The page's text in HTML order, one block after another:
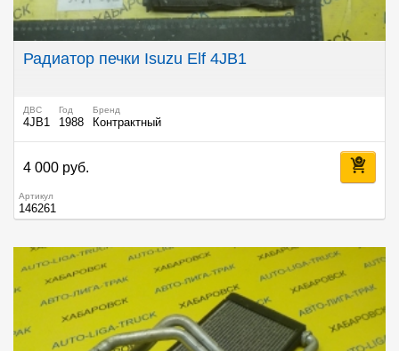
Радиатор печки Isuzu Elf 4JB1
ДВС
4JB1
Год
1988
Бренд
Контрактный
4 000 руб.
Артикул
146261